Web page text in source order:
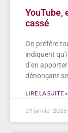
YouTube,
cassé
On préfère
indiquent
d’en
dénonçant
LIRE LA SUITE »
29 janvier 2026